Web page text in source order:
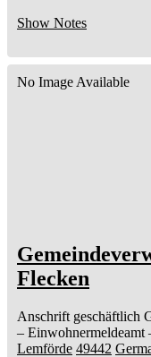
Show Notes
No Image Available
Flecken
Anschrift geschäftlich
– Einwohnermeldeamt
Lemförde 49442